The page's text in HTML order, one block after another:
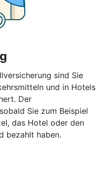
sind Sie
und in Hotels
Der
Sie zum Beispiel
das Hotel oder den
bezahlt haben.